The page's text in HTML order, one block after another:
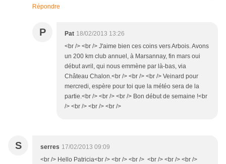
Répondre
P Pat 18/02/2013 13:26
<br /> <br /> J'aime bien ces coins vers Arbois. Avons
un 200 km club annuel, à Marsannay, fin mars oui
début avril, qui nous emmène par là-bas, via
Château Chalon.<br /> <br /> <br /> Veinard pour
mercredi, espère pour toi que la météo sera de la
partie.<br /> <br /> <br /> Bon début de semaine !<br
/> <br /> <br /> <br />
S serres 17/02/2013 09:09
<br /> Hello Patricia<br /> <br /> <br /> <br /> <br /> <br />